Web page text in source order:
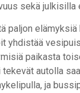
sekä
paljon
yhdistää
paikasta
autolla
ja